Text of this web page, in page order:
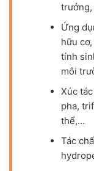
trưởng,
Ứng
hữu
tính
môi
Xúc
pha,
thể,…
Tác